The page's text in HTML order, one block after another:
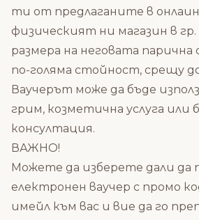
ти от предлаганите в
физическият ни магазин в гр.
размера на неговата
по-голяма стойност, срещу
Ваучерът може да бъде
грим, козметична услуга или
консултация.
ВАЖНО!
Можете да изберете дали да
електронен ваучер с промо
имейл към вас и вие да го